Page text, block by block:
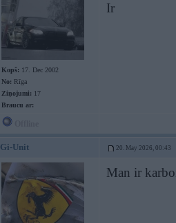
Kopš: 17. Dec 2002
No: Rīga
Ziņojumi: 17
Braucu ar:
Ir
Gi-Unit 20. May 2026, 00:43
Man ir